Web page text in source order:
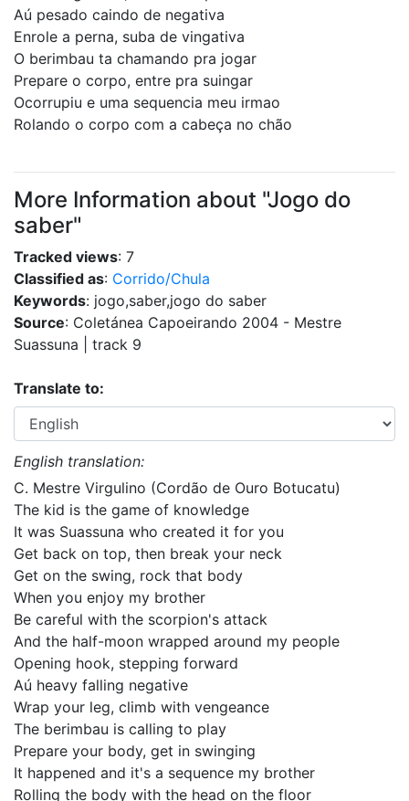
Aú pesado caindo de negativa
Enrole a perna, suba de vingativa
O berimbau ta chamando pra jogar
Prepare o corpo, entre pra suingar
Ocorrupiu e uma sequencia meu irmao
Rolando o corpo com a cabeça no chão
More Information about "Jogo do
saber"
Tracked views: 7
Classified as: Corrido/Chula
Keywords: jogo,saber,jogo do saber
Source: Coletánea Capoeirando 2004 - Mestre
Suassuna | track 9
Translate to:
English translation:
C. Mestre Virgulino (Cordão de Ouro Botucatu)
The kid is the game of knowledge
It was Suassuna who created it for you
Get back on top, then break your neck
Get on the swing, rock that body
When you enjoy my brother
Be careful with the scorpion's attack
And the half-moon wrapped around my people
Opening hook, stepping forward
Aú heavy falling negative
Wrap your leg, climb with vengeance
The berimbau is calling to play
Prepare your body, get in swinging
It happened and it's a sequence my brother
Rolling the body with the head on the floor